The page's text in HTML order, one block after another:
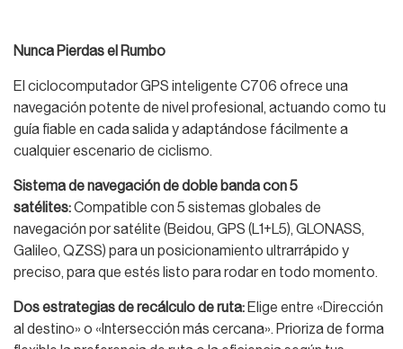
Nunca Pierdas el Rumbo
El ciclocomputador GPS inteligente C706 ofrece una
navegación potente de nivel profesional, actuando como tu
guía fiable en cada salida y adaptándose fácilmente a
cualquier escenario de ciclismo.
Sistema de navegación de doble banda con 5
satélites:Compatible con 5 sistemas globales de
navegación por satélite (Beidou, GPS (L1+L5), GLONASS,
Galileo, QZSS) para un posicionamiento ultrarrápido y
preciso, para que estés listo para rodar en todo momento.
Dos estrategias de recálculo de ruta:Elige entre «Dirección
al destino» o «Intersección más cercana». Prioriza de forma